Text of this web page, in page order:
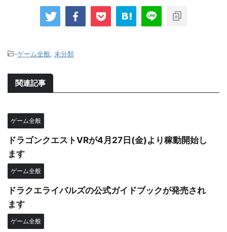
-ゲーム全般, 未分類
関連記事
ゲーム全般
ドラゴンクエストVRが4月27日(金)より稼動開始し
ます
ゲーム全般
ドラクエライバルズの公式ガイドブックが発売され
ます
ゲーム全般